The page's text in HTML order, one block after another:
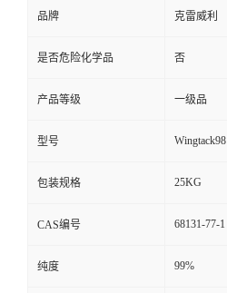
品牌 克雷威利
是否危险化学品 否
产品等级 一级品
型号 Wingtack98
包装规格 25KG
CAS编号 68131-77-1
纯度 99%